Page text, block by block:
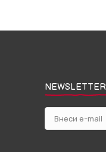
NEWSLETTER